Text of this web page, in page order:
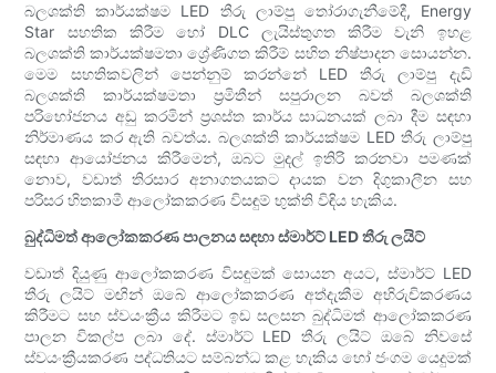
බලශක්ති කාර්යක්ෂම LED තීරු ලාම්පු තෝරාගැනීමේදී, Energy
Star සහතික කිරීම හෝ DLC ලැයිස්තුගත කිරීම වැනි ඉහළ
බලශක්ති කාර්යක්ෂමතා ශ්‍රේණිගත කිරීම් සහිත නිෂ්පාදන සොයන්න.
මෙම සහතිකවලින් පෙන්නුම් කරන්නේ LED තීරු ලාම්පු දැඩි
බලශක්ති කාර්යක්ෂමතා ප්‍රමිතීන් සපුරාලන බවත් බලශක්ති
පරිභෝජනය අඩු කරමින් ප්‍රශස්ත කාර්ය සාධනයක් ලබා දීම සඳහා
නිර්මාණය කර ඇති බවත්ය. බලශක්ති කාර්යක්ෂම LED තීරු ලාම්පු
සඳහා ආයෝජනය කිරීමෙන්, ඔබට මුදල් ඉතිරි කරනවා පමණක්
නොව, වඩාත් තිරසාර අනාගතයකට දායක වන දිගුකාලීන සහ
පරිසර හිතකාමී ආලෝකකරණ විසඳුම් භුක්ති විඳිය හැකිය.
බුද්ධිමත් ආලෝකකරණ පාලනය සඳහා ස්මාර්ට් LED තීරු ලයිට්
වඩාත් දියුණු ආලෝකකරණ විසඳුමක් සොයන අයට, ස්මාර්ට් LED
තීරු ලයිට් මඟින් ඔබේ ආලෝකකරණ අත්දැකීම අභිරුචිකරණය
කිරීමට සහ ස්වයංක්‍රීය කිරීමට ඉඩ සලසන බුද්ධිමත් ආලෝකකරණ
පාලන විකල්ප ලබා දේ. ස්මාර්ට් LED තීරු ලයිට් ඔබේ නිවසේ
ස්වයංක්‍රීයකරණ පද්ධතියට සම්බන්ධ කළ හැකිය හෝ ජංගම යෙදුමක්